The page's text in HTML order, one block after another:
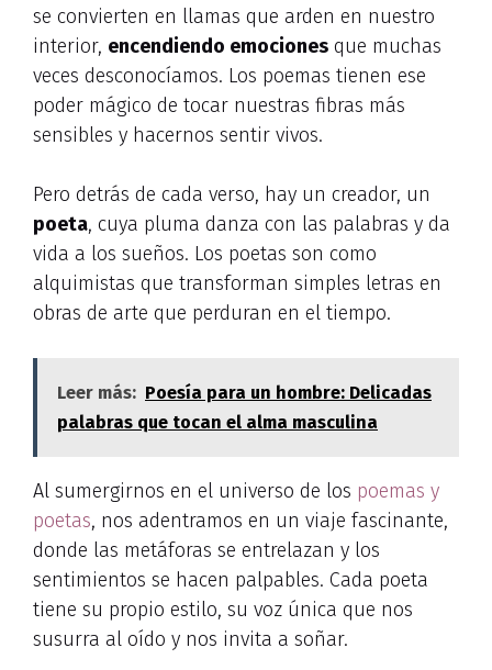
se convierten en llamas que arden en nuestro
interior, encendiendo emociones que muchas
veces desconocíamos. Los poemas tienen ese
poder mágico de tocar nuestras fibras más
sensibles y hacernos sentir vivos.
Pero detrás de cada verso, hay un creador, un
poeta, cuya pluma danza con las palabras y da
vida a los sueños. Los poetas son como
alquimistas que transforman simples letras en
obras de arte que perduran en el tiempo.
Leer más: Poesía para un hombre: Delicadas
palabras que tocan el alma masculina
Al sumergirnos en el universo de los poemas y
poetas, nos adentramos en un viaje fascinante,
donde las metáforas se entrelazan y los
sentimientos se hacen palpables. Cada poeta
tiene su propio estilo, su voz única que nos
susurra al oído y nos invita a soñar.